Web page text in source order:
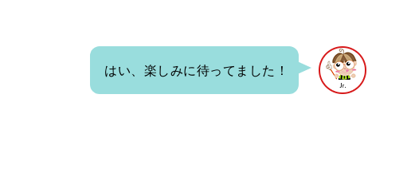
はい、楽しみに待ってました！